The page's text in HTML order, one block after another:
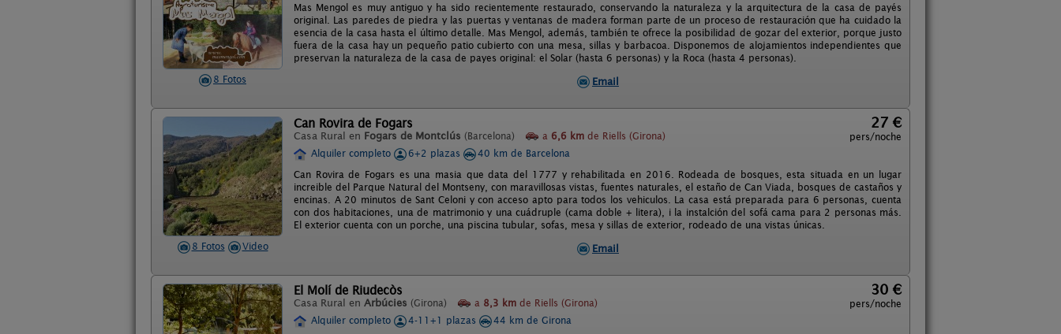
8 Fotos
Mas Mengol es muy antiguo y ha sido recientemente restaurado, conservando la naturaleza y la arquitectura de la casa de payés
original. Las paredes de piedra y las puertas y ventanas de madera forman parte de un proceso de restauración que ha cuidado la
esencia de la casa hasta el último detalle. Mas Mengol, además, también te ofrece la posibilidad de gozar del exterior, porque justo
fuera de la casa hay un pequeño patio cubierto con una mesa, sillas y barbacoa. Disponemos de alojamientos independientes que
preservan la naturaleza de la casa de payes original: el Solar (hasta 6 personas) y la Roca (hasta 4 personas).
Email
8 Fotos Video
Can Rovira de Fogars
Casa Rural en Fogars de Montclús (Barcelona) a 6,6 km de Riells (Girona)
27 €
pers/noche
Alquiler completo
6+2 plazas
40 km de Barcelona
Can Rovira de Fogars es una masia que data del 1777 y rehabilitada en 2016. Rodeada de bosques, esta situada en un lugar
increible del Parque Natural del Montseny, con maravillosas vistas, fuentes naturales, el estaño de Can Viada, bosques de castaños y
encinas. A 20 minutos de Sant Celoni y con acceso apto para todos los vehiculos. La casa está preparada para 6 personas, cuenta
con dos habitaciones, una de matrimonio y una cuádruple (cama doble + litera), i la instalción del sofá cama para 2 personas más.
El exterior cuenta con un porche, una piscina tubular, sofas, mesa y sillas de exterior, rodeado de una vistas únicas.
Email
El Molí de Riudecòs
Casa Rural en Arbúcies (Girona) a 8,3 km de Riells (Girona)
30 €
pers/noche
Alquiler completo
4-11+1 plazas
44 km de Girona